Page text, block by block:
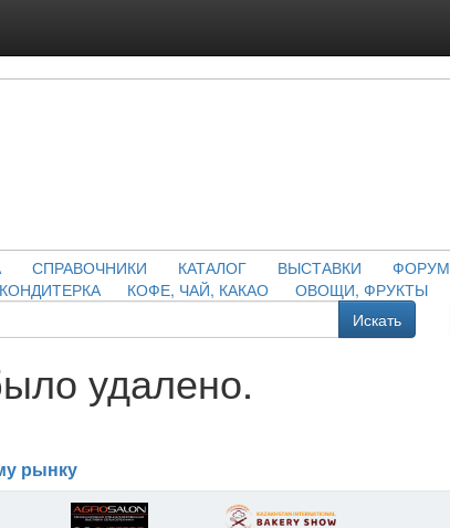
СПРАВОЧНИКИ КАТАЛОГ ВЫСТАВКИ ФОРУМ
КОНДИТЕРКА КОФЕ, ЧАЙ, КАКАО ОВОЩИ, ФРУКТЫ
Искать
удалено.
рынку